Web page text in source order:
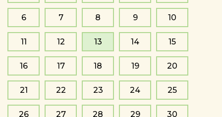
6 7 8 9 10
11 12 13 14 15
16 17 18 19 20
21 22 23 24 25
26 27 28 29 30